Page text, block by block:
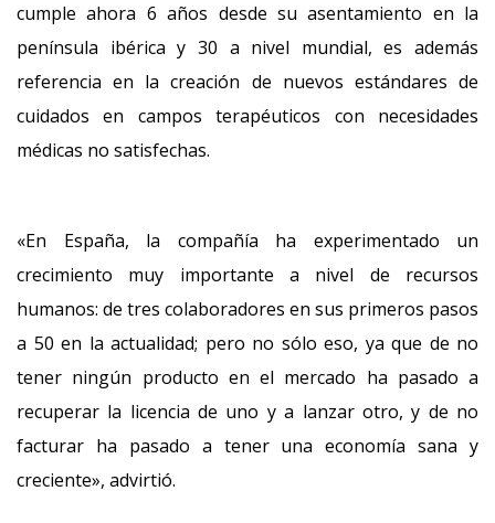
cumple ahora 6 años desde su asentamiento en la
península ibérica y 30 a nivel mundial, es además
referencia en la creación de nuevos estándares de
cuidados en campos terapéuticos con necesidades
médicas no satisfechas.
«En España, la compañía ha experimentado un
crecimiento muy importante a nivel de recursos
humanos: de tres colaboradores en sus primeros pasos
a 50 en la actualidad; pero no sólo eso, ya que de no
tener ningún producto en el mercado ha pasado a
recuperar la licencia de uno y a lanzar otro, y de no
facturar ha pasado a tener una economía sana y
creciente», advirtió.